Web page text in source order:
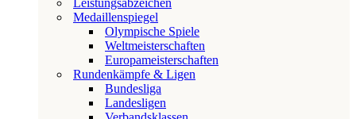
Leistungsabzeichen
Medaillenspiegel
Olympische Spiele
Weltmeisterschaften
Europameisterschaften
Rundenkämpfe & Ligen
Bundesliga
Landesligen